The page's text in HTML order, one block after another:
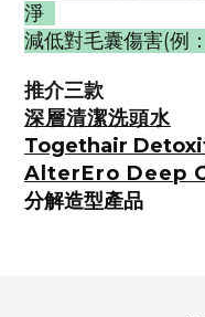
淨
減低對毛囊傷害(例
推介三款
深層清潔洗頭水
Togethair
AlterEro Deep
分解造型產品